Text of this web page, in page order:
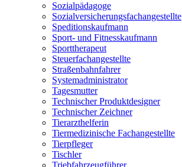
Sozialpädagoge
Sozialversicherungsfachangestellte
Speditionskaufmann
Sport- und Fitnesskaufmann
Sporttherapeut
Steuerfachangestellte
Straßenbahnfahrer
Systemadministrator
Tagesmutter
Technischer Produktdesigner
Technischer Zeichner
Tierarzthelferin
Tiermedizinische Fachangestellte
Tierpfleger
Tischler